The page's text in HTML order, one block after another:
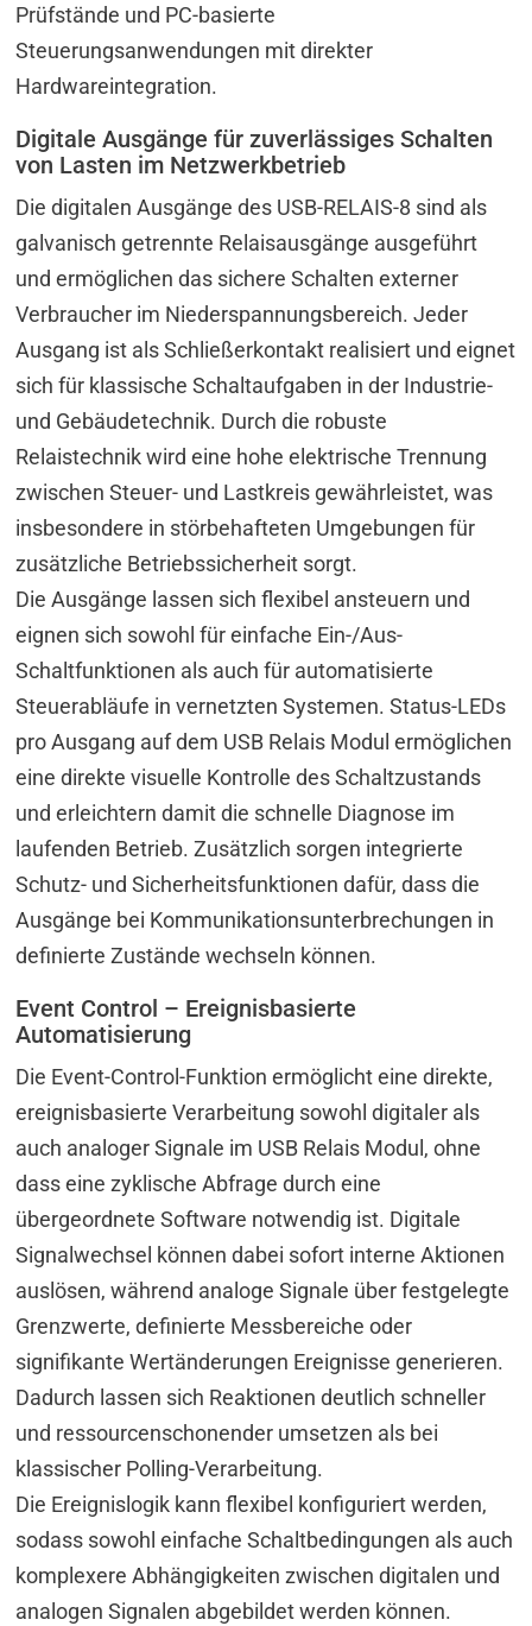
Prüfstände und PC-basierte
Steuerungsanwendungen mit direkter
Hardwareintegration.
Digitale Ausgänge für zuverlässiges Schalten
von Lasten im Netzwerkbetrieb
Die digitalen Ausgänge des USB-RELAIS-8 sind als
galvanisch getrennte Relaisausgänge ausgeführt
und ermöglichen das sichere Schalten externer
Verbraucher im Niederspannungsbereich. Jeder
Ausgang ist als Schließerkontakt realisiert und eignet
sich für klassische Schaltaufgaben in der Industrie-
und Gebäudetechnik. Durch die robuste
Relaistechnik wird eine hohe elektrische Trennung
zwischen Steuer- und Lastkreis gewährleistet, was
insbesondere in störbehafteten Umgebungen für
zusätzliche Betriebssicherheit sorgt.
Die Ausgänge lassen sich flexibel ansteuern und
eignen sich sowohl für einfache Ein-/Aus-
Schaltfunktionen als auch für automatisierte
Steuerabläufe in vernetzten Systemen. Status-LEDs
pro Ausgang auf dem USB Relais Modul ermöglichen
eine direkte visuelle Kontrolle des Schaltzustands
und erleichtern damit die schnelle Diagnose im
laufenden Betrieb. Zusätzlich sorgen integrierte
Schutz- und Sicherheitsfunktionen dafür, dass die
Ausgänge bei Kommunikationsunterbrechungen in
definierte Zustände wechseln können.
Event Control – Ereignisbasierte
Automatisierung
Die Event-Control-Funktion ermöglicht eine direkte,
ereignisbasierte Verarbeitung sowohl digitaler als
auch analoger Signale im USB Relais Modul, ohne
dass eine zyklische Abfrage durch eine
übergeordnete Software notwendig ist. Digitale
Signalwechsel können dabei sofort interne Aktionen
auslösen, während analoge Signale über festgelegte
Grenzwerte, definierte Messbereiche oder
signifikante Wertänderungen Ereignisse generieren.
Dadurch lassen sich Reaktionen deutlich schneller
und ressourcenschonender umsetzen als bei
klassischer Polling-Verarbeitung.
Die Ereignislogik kann flexibel konfiguriert werden,
sodass sowohl einfache Schaltbedingungen als auch
komplexere Abhängigkeiten zwischen digitalen und
analogen Signalen abgebildet werden können.